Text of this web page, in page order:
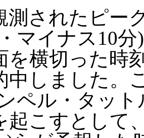
されたピー
マイナス10
を横切った時
中しました。
ペル・タッ
起こすとして